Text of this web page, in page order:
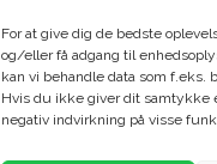
For at give dig de bedste
og/eller få adgang til
kan vi behandle data som
Hvis du ikke giver dit samtykke
negativ indvirkning på visse